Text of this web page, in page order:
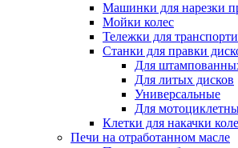
Машинки для нарезки
Мойки колес
Тележки для
Станки для правки
Для
Для литых дисков
Универсальные
Для
Клетки для накачки
Печи на отработанном масле